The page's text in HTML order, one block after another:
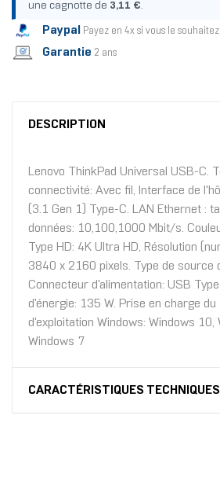
une cagnotte de 3,11 €.
Paypal Payez en 4x si vous le souhaitez
Garantie 2 ans
DESCRIPTION
Lenovo ThinkPad Universal USB-C.
connectivité: Avec fil, Interface de
(3.1 Gen 1) Type-C. LAN Ethernet :
données: 10,100,1000 Mbit/s.
Type HD: 4K Ultra HD, Résolution
3840 x 2160 pixels. Type de source
Connecteur d'alimentation: USB
d'énergie: 135 W. Prise en charge
d'exploitation Windows: Windows 10,
Windows 7
CARACTÉRISTIQUES TECHNIQUES